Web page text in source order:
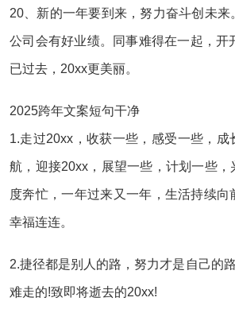
20、新的一年要到来，努力奋斗创未来
公司会有好业绩。同事难得在一起，开
已过去，20xx更美丽。
2025跨年文案短句干净
1.走过20xx，收获一些，感受一些，成
航，迎接20xx，展望一些，计划一些，
度奔忙，一年过来又一年，生活持续向
幸福连连。
2.捷径都是别人的路，努力才是自己的
难走的!致即将逝去的20xx!